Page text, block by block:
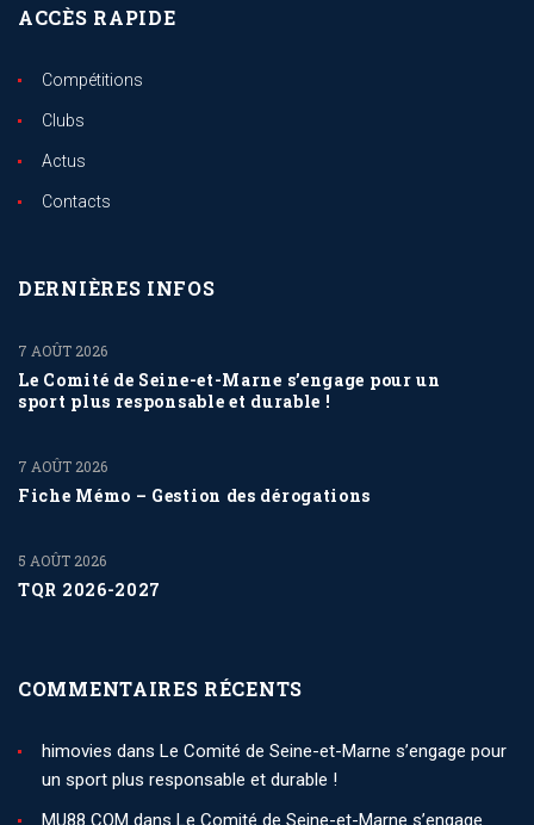
ACCÈS RAPIDE
Compétitions
Clubs
Actus
Contacts
DERNIÈRES INFOS
Le Comité de Seine-et-Marne s’engage pour un
sport plus responsable et durable !
7 AOÛT 2026
Fiche Mémo – Gestion des dérogations
7 AOÛT 2026
TQR 2026-2027
5 AOÛT 2026
COMMENTAIRES RÉCENTS
himovies dans Le Comité de Seine-et-Marne s’engage pour
un sport plus responsable et durable !